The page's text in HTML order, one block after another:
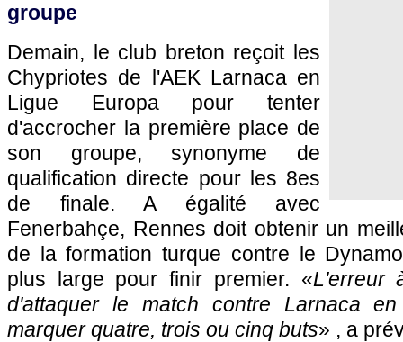
groupe
Demain, le club breton reçoit les
Chypriotes de l'AEK Larnaca en
Ligue Europa pour tenter
d'accrocher la première place de
son groupe, synonyme de
qualification directe pour les 8es
de finale. A égalité avec
Fenerbahçe, Rennes doit obtenir un
de la formation turque contre le
plus large pour finir premier. «L'erreur
d'attaquer le match contre Larnaca
marquer quatre, trois ou cinq buts» , a